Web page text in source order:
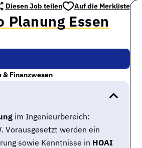
Diesen Job teilen Auf die Merkliste
Essen
& Finanzwesen
im Ingenieurbereich:
Vorausgesetzt werden ein
sowie Kenntnisse in HOAI